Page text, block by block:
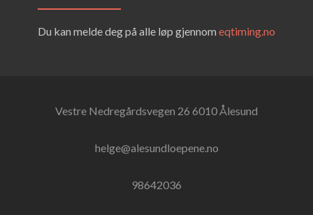
Du kan melde deg på alle løp gjennom eqtiming.no
Vestre Nedregårdsvegen 26 6010 Ålesund
helge@alesundloepene.no
98642036